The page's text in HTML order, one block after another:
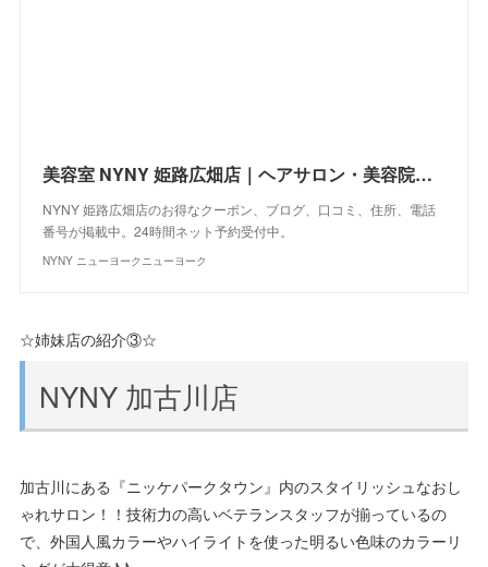
美容室 NYNY 姫路広畑店｜ヘアサロン・美容院｜ニューヨークニューヨーク
NYNY 姫路広畑店のお得なクーポン、ブログ、口コミ、住所、電話
番号が掲載中。24時間ネット予約受付中。
NYNY ニューヨークニューヨーク
☆姉妹店の紹介③☆
NYNY 加古川店
加古川にある『ニッケパークタウン』内のスタイリッシュなおし
ゃれサロン！！技術力の高いベテランスタッフが揃っているの
で、外国人風カラーやハイライトを使った明るい色味のカラーリ